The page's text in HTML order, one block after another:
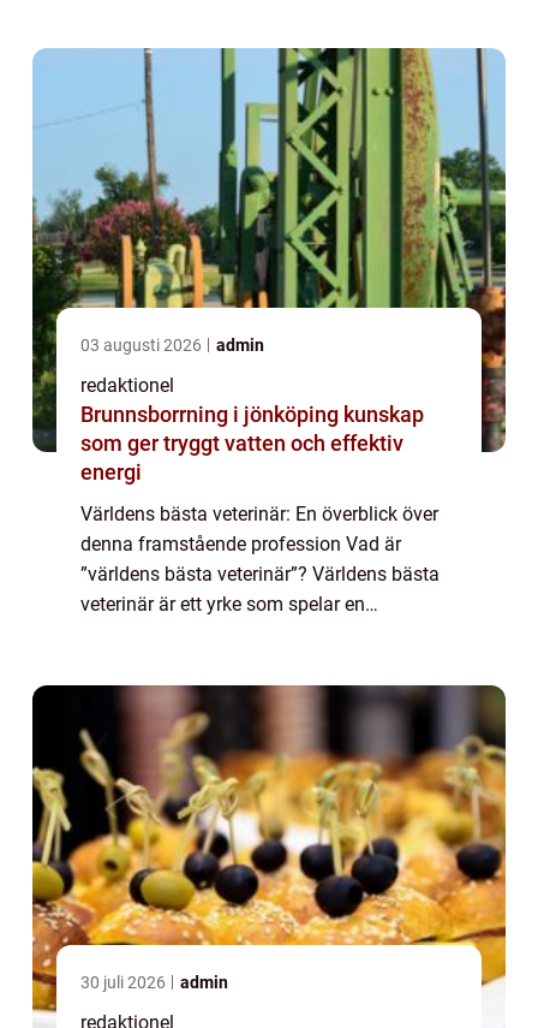
utbildad...
03 augusti 2026 admin
redaktionel
Brunnsborrning i jönköping kunskap
som ger tryggt vatten och effektiv
energi
Världens bästa veterinär: En överblick över
denna framstående profession Vad är
”världens bästa veterinär”? Världens bästa
veterinär är ett yrke som spelar en
30 juli 2026 admin
redaktionel